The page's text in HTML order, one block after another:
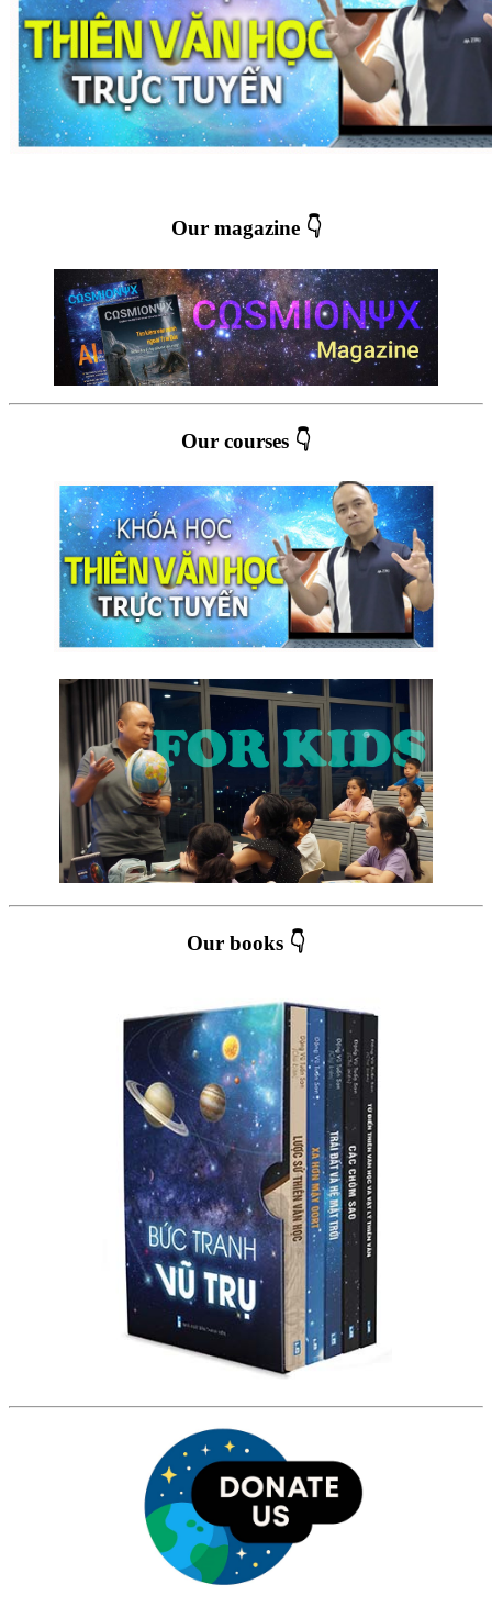
Our magazine 👇
Our courses 👇
Our books 👇